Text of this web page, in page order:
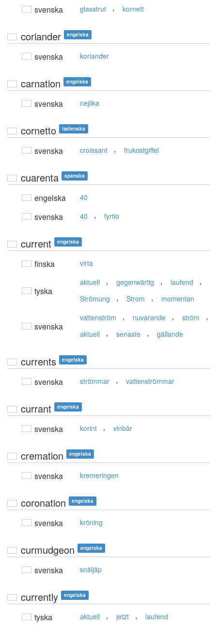
svenska glasstrut , kornett
coriander engelska
svenska koriander
carnation engelska
svenska nejlika
cornetto italienska
svenska croissant , frukostgiffel
cuarenta spanska
engelska 40
svenska 40 , fyrtio
current engelska
finska virta
tyska
aktuell , gegenwärtig , laufend ,
Strömung , Strom , momentan
svenska
vattenström , nuvarande , ström ,
aktuell , senaste , gällande
currents engelska
svenska strömmar , vattenströmmar
currant engelska
svenska korint , vinbär
cremation engelska
svenska kremeringen
coronation engelska
svenska kröning
curmudgeon engelska
svenska snåljåp
currently engelska
tyska aktuell , jetzt , laufend